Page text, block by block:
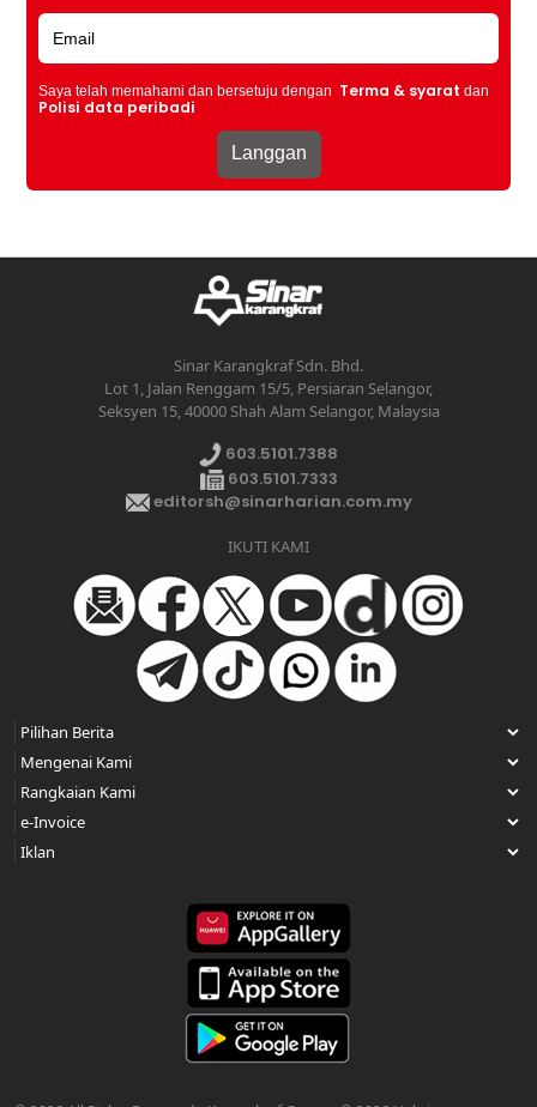
Saya telah memahami dan bersetuju dengan Terma & syarat dan
Polisi data peribadi
Sinar Karangkraf Sdn. Bhd.
Lot 1, Jalan Renggam 15/5, Persiaran Selangor,
Seksyen 15, 40000 Shah Alam Selangor, Malaysia
603.5101.7388
603.5101.7333
editorsh@sinarharian.com.my
IKUTI KAMI